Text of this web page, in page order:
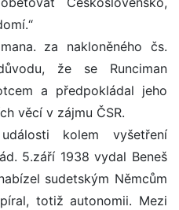
za nakloněného čs.
že se Runciman
a předpokládal jeho
věcí v zájmu ČSR.
kolem vyšetření
5.září 1938 vydal Beneš
sudetským Němcům
totiž autonomii. Mezi